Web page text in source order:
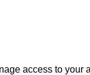
access to your